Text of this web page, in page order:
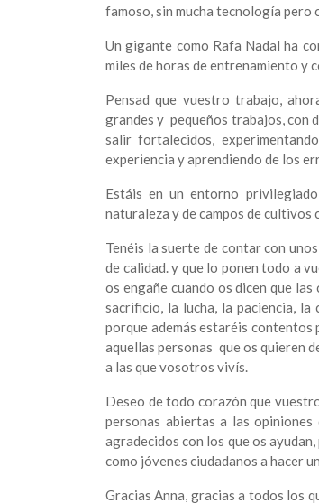
famoso, sin mucha tecnología pero
Un gigante como Rafa Nadal ha
miles de horas de entrenamiento y
Pensad que vuestro trabajo,
grandes y pequeños trabajos, con
salir fortalecidos,
experiencia y aprendiendo de los
Estáis en un entorno
naturaleza y de campos de cultivos
Tenéis la suerte de contar con
de calidad. y que lo ponen todo a
os engañe cuando os dicen que
sacrificio, la lucha, la paciencia,
porque además estaréis contentos
aquellas personas que os quieren
a las que vosotros vivís.
Deseo de todo corazón que
personas abiertas a las
agradecidos con los que os
como jóvenes ciudadanos a hacer
Gracias Anna, gracias a todos los